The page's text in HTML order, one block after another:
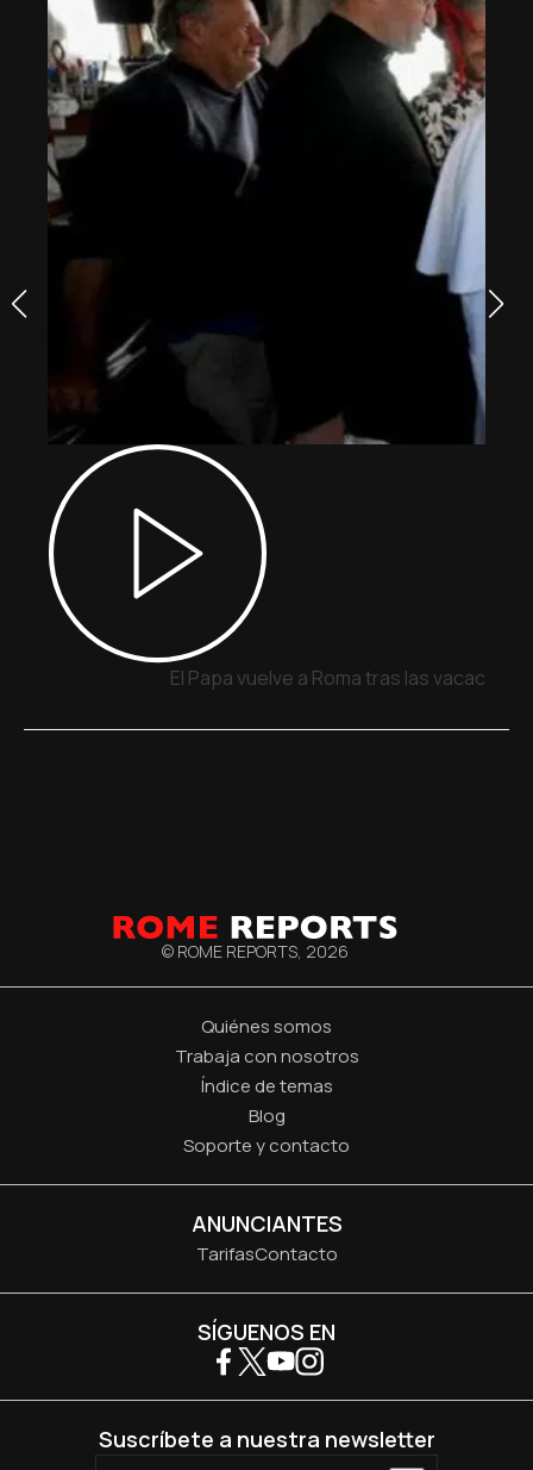
El Papa vuelve a Roma tras las
© ROME REPORTS, 2026
Quiénes somos
Trabaja con nosotros
Índice de temas
Blog
Soporte y contacto
ANUNCIANTES
TarifasContacto
SÍGUENOS EN
Suscríbete a nuestra newsletter